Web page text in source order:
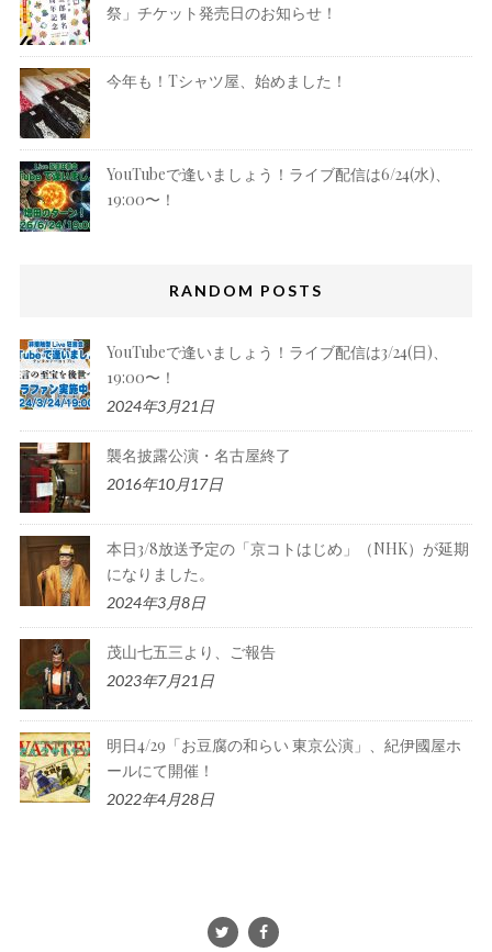
祭」チケット発売日のお知らせ！
今年も！Tシャツ屋、始めました！
YouTubeで逢いましょう！ライブ配信は6/24(水)、
19:00〜！
RANDOM POSTS
YouTubeで逢いましょう！ライブ配信は3/24(日)、
19:00〜！
2024年3月21日
襲名披露公演・名古屋終了
2016年10月17日
本日3/8放送予定の「京コトはじめ」（NHK）が延期
になりました。
2024年3月8日
茂山七五三より、ご報告
2023年7月21日
明日4/29「お豆腐の和らい 東京公演」、紀伊國屋ホ
ールにて開催！
2022年4月28日